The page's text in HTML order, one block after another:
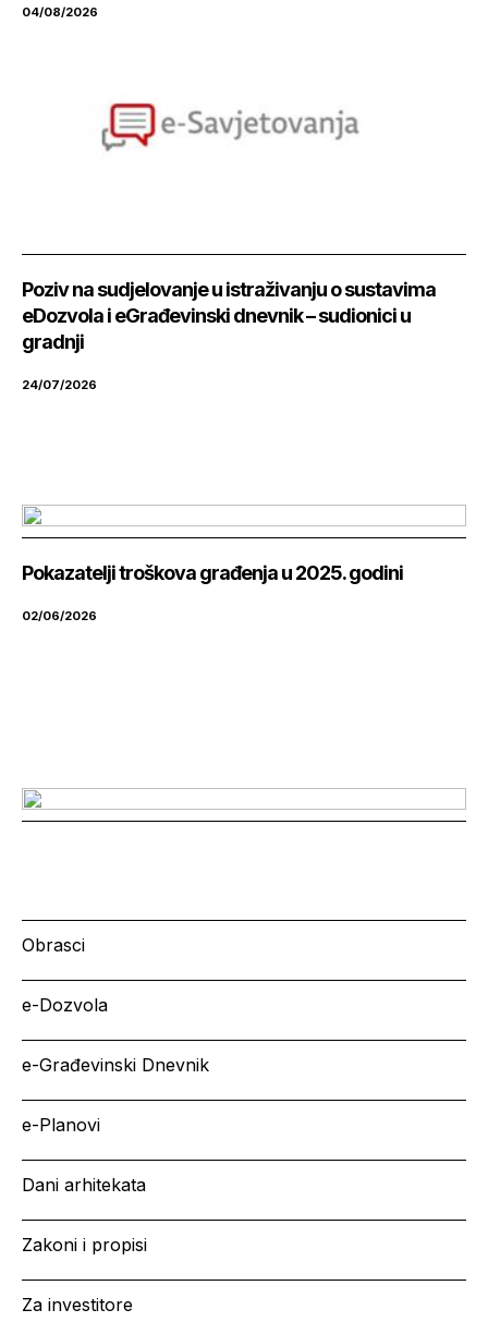
04/08/2026
Poziv na sudjelovanje u istraživanju o sustavima
eDozvola i eGrađevinski dnevnik – sudionici u
gradnji
24/07/2026
Pokazatelji troškova građenja u 2025. godini
02/06/2026
Obrasci
e-Dozvola
e-Građevinski Dnevnik
e-Planovi
Dani arhitekata
Zakoni i propisi
Za investitore